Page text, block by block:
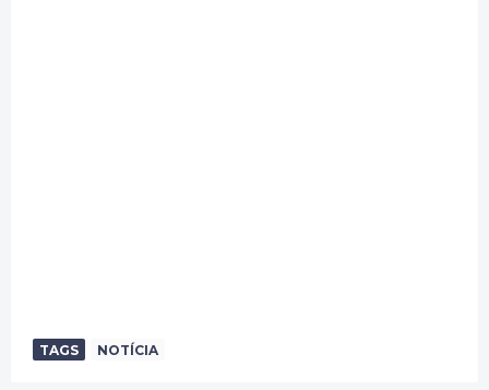
TAGS NOTÍCIA